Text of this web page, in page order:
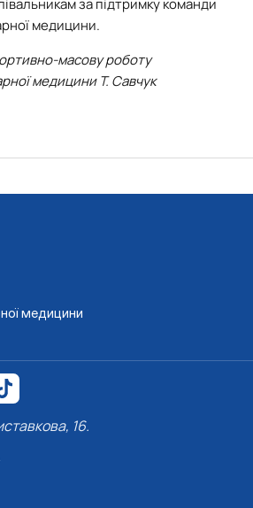
за підтримку команди
медицини.
масову роботу
медицини Т. Савчук
медицини
16.